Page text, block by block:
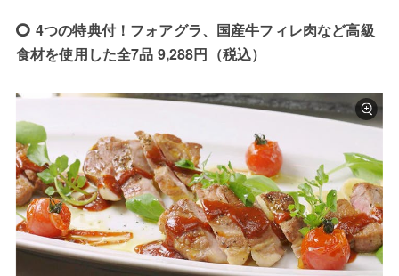
4つの特典付！フォアグラ、国産牛フィレ肉など高級
食材を使用した全7品 9,288円（税込）